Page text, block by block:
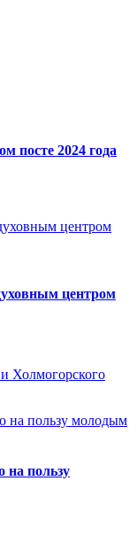
посте 2024 года
центром
Холмогорского
на пользу